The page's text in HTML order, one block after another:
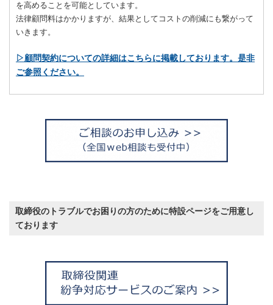
を高めることを可能としています。
法律顧問料はかかりますが、結果としてコストの削減にも繋がって
いきます。
▷顧問契約についての詳細はこちらに掲載しております。是非
ご参照ください。
取締役のトラブルでお困りの方のために特設ページをご用意し
ております